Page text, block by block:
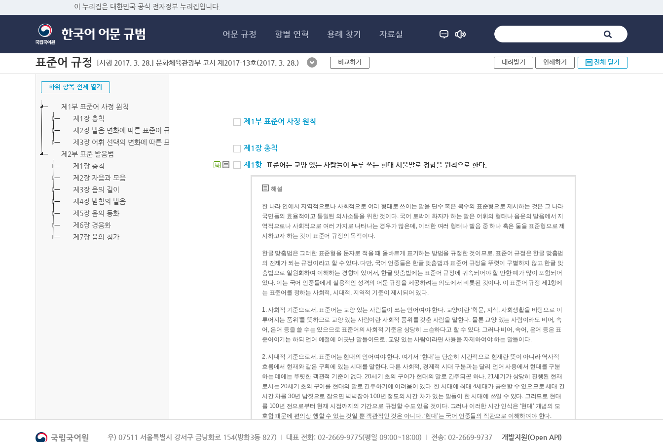
이 누리집은 대한민국 공식 전자정부 누리집입니다.
어문 규정 항별 연혁 용례 찾기 자료실
표준어 규정 [시행 2017. 3. 28.] 문화체육관광부 고시 제2017-13호(2017. 3. 28.) 비교하기 내려받기 인쇄하기 전체 닫기
하위 항목 전체 열기
제1부 표준어 사정 원칙
제1장 총칙
제2장 발음 변화에 따른 표준어 규정
제3장 어휘 선택의 변화에 따른 표준어 규정
제2부 표준 발음법
제1장 총칙
제2장 자음과 모음
제3장 음의 길이
제4장 받침의 발음
제5장 음의 동화
제6장 경음화
제7장 음의 첨가
제1부 표준어 사정 원칙
제1장 총칙
북 제1항 표준어는 교양 있는 사람들이 두루 쓰는 현대 서울말로 정함을 원칙으로 한다.
해설
한 나라 안에서 지역적으로나 사회적으로 여러 형태로 쓰이는 말을 단수 혹은 복수의 표준형으로 제시하는 것은 그 나라
국민들의 효율적이고 통일된 의사소통을 위한 것이다. 국어 토박이 화자가 하는 말은 어휘의 형태나 음운의 발음에서 지
역적으로나 사회적으로 여러 가지로 나타나는 경우가 많은데, 이러한 여러 형태나 발음 중 하나 혹은 둘을 표준형으로 제
시하고자 하는 것이 표준어 규정의 목적이다.
한글 맞춤법은 그러한 표준형을 문자로 적을 때 올바르게 표기하는 방법을 규정한 것이므로, 표준어 규정은 한글 맞춤법
의 전제가 되는 규정이라고 할 수 있다. 다만, 국어 언중들은 한글 맞춤법과 표준어 규정을 뚜렷이 구별하지 않고 한글 맞
춤법으로 일원화하여 이해하는 경향이 있어서, 한글 맞춤법에는 표준어 규정에 귀속되어야 할 만한 예가 많이 포함되어
있다. 이는 국어 언중들에게 실용적인 성격의 어문 규정을 제공하려는 의도에서 비롯된 것이다. 이 표준어 규정 제1항에
는 표준어를 정하는 사회적, 시대적, 지역적 기준이 제시되어 있다.
1. 사회적 기준으로서, 표준어는 교양 있는 사람들이 쓰는 언어여야 한다. 교양이란 ‘학문, 지식, 사회생활을 바탕으로 이
루어지는 품위’를 뜻하므로 교양 있는 사람이란 사회적 품위를 갖춘 사람을 말한다. 물론 교양 있는 사람이라도 비어, 속
어, 은어 등을 쓸 수는 있으므로 표준어의 사회적 기준은 상당히 느슨하다고 할 수 있다. 그러나 비어, 속어, 은어 등은 표
준어이기는 하되 언어 예절에 어긋난 말들이므로, 교양 있는 사람이라면 사용을 자제하여야 하는 말들이다.
2. 시대적 기준으로서, 표준어는 현대의 언어여야 한다. 여기서 ‘현대’는 단순히 시간적으로 현재란 뜻이 아니라 역사적
흐름에서 현재와 같은 구획에 있는 시대를 말한다. 다른 사회적, 경제적 시대 구분과는 달리 언어 사용에서 현대를 구분
하는 데에는 뚜렷한 객관적 기준이 없다. 20세기 초의 구어가 현대의 말로 간주되곤 하나, 21세기가 상당히 진행된 현재
로서는 20세기 초의 구어를 현대의 말로 간주하기에 어려움이 있다. 한 시대에 최대 4세대가 공존할 수 있으므로 세대 간
시간 차를 30년 남짓으로 잡으면 넉넉잡아 100년 정도의 시간 차가 있는 말들이 한 시대에 쓰일 수 있다. 그러므로 현대
를 100년 전으로부터 현재 시점까지의 기간으로 규정할 수도 있을 것이다. 그러나 이러한 시간 인식은 ‘현대’ 개념의 모
호함 때문에 편의상 행할 수 있는 것일 뿐 객관적인 것은 아니다. ‘현대’는 국어 언중들의 직관으로 이해하여야 한다.
3. 지역적 기준으로서, 표준어는 서울말이어야 한다. 이는 표준어의 공용어적 성격을 가장 크게 드러내 주는 기준이다.
우) 07511 서울특별시 강서구 금낭화로 154(방화3동 827) 대표 전화: 02-2669-9775(평일 09:00~18:00) 전송: 02-2669-9737 개발지원(Open API)